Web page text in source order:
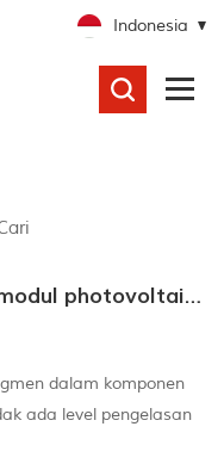
Indonesia
Analisis dan solusi masalah modul photovoltaic umum
dalam komponen
ada level pengelasan